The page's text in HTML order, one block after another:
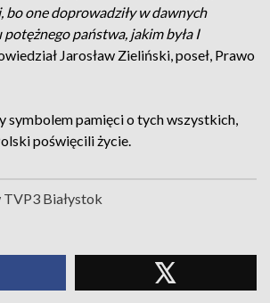
bo one doprowadziły w dawnych
państwa, jakim była I
Jarosław Zieliński, poseł, Prawo
symbolem pamięci o tych wszystkich,
poświęcili życie.
Białystok